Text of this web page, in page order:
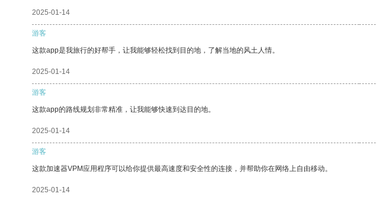
2025-01-14
游客
这款app是我旅行的好帮手，让我能够轻松找到目的地，了解当地的风土人情。
2025-01-14
游客
这款app的路线规划非常精准，让我能够快速到达目的地。
2025-01-14
游客
这款加速器VPM应用程序可以给你提供最高速度和安全性的连接，并帮助你在网络上自由移动。
2025-01-14